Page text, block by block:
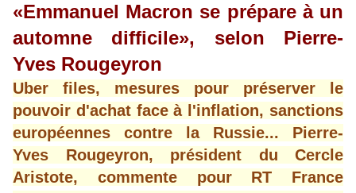
«Emmanuel Macron se prépare à un
automne difficile», selon Pierre-
Yves Rougeyron
Uber files, mesures pour préserver le
pouvoir d'achat face à l'inflation, sanctions
européennes contre la Russie... Pierre-
Yves Rougeyron, président du Cercle
Aristote, commente pour RT France